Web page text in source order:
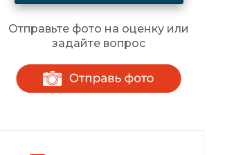
Отправьте фото на оценку или
задайте вопрос